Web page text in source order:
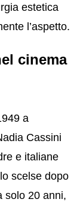
estetica
l’aspetto.
cinema
a
Cassini
e italiane
scelse dopo
solo 20 anni,